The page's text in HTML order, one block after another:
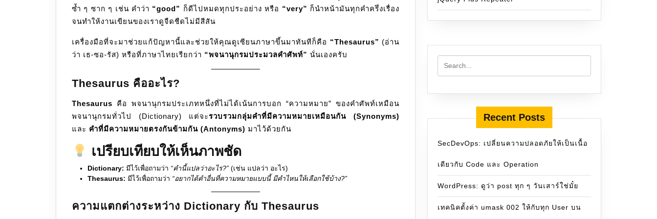
คำ
ศัพท์
ช่วย
ให้การ
ไม่
น่า
เบื่อ
อีก
ไป
ซ้ำ ๆ ซาก ๆ เช่น คำว่า “good” ก็ดีไปหมดทุกประอย่าง หรือ “very” ก็นำหน้ามันทุกคำครึ่งเรื่อง
จนทำให้งานเขียนของเราดูจืดชืดไม่มีสีสัน
เครื่องมือที่จะมาช่วยแก้ปัญหานี้และช่วยให้คุณดูเซียนภาษาขึ้นมาทันทีก็คือ “Thesaurus” (อ่าน
ว่า เธ-ซอ-รัส) หรือที่ภาษาไทยเรียกว่า “พจนานุกรมประมวลคำศัพท์” นั่นเองครับ
Thesaurus คืออะไร?
Thesaurus คือ พจนานุกรมประเภทหนึ่งที่ไม่ได้เน้นการบอก “ความหมาย” ของคำศัพท์เหมือน
พจนานุกรมทั่วไป (Dictionary) แต่จะรวบรวมกลุ่มคำที่มีความหมายเหมือนกัน (Synonyms)
และ คำที่มีความหมายตรงกันข้ามกัน (Antonyms) มาไว้ด้วยกัน
เปรียบเทียบให้เห็นภาพชัด
Dictionary: มีไว้เพื่อถามว่า “คำนี้แปลว่าอะไร?” (เช่น แปลว่า อะไร)
Thesaurus: มีไว้เพื่อถามว่า “อยากได้คำอื่นที่ความหมายแบบนี้ มีคำไหนให้เลือกใช้บ้าง?”
ความแตกต่างระหว่าง Dictionary กับ Thesaurus
Recent Posts
SecDevOps: เปลี่ยนความปลอดภัยให้เป็นเนื้อ
เดียวกับ Code และ Operation
WordPress: ดูว่า post ทุก ๆ วันเสาร์ใช่มั๋ย
เทคนิคตั้งค่า umask 002 ให้กับทุก User บน